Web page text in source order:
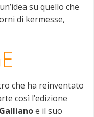
su quello che
di kermesse,
che ha reinventato
così l’edizione
e il suo